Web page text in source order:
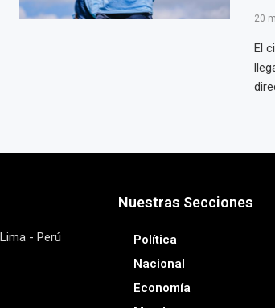
20
El
- Perú
Nuestras Secciones
Política
Nacional
Economía